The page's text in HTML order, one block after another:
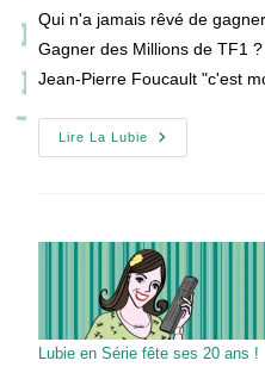
publication :
Qui n'a jamais rêvé de
Gagner des Millions de TF1
Jean-Pierre Foucault "c'est
Lire La Lubie
QUIZ
Ou
Jeu
Qui
Veut
Gagner
Des
Millions
Lubie en Série fête ses 20 ans !